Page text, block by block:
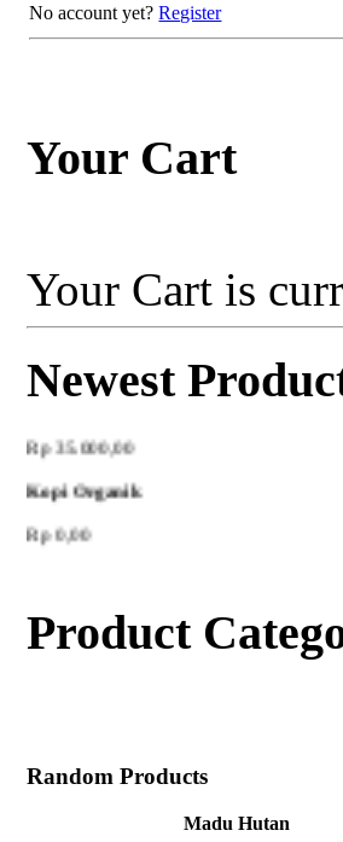
No account yet?Register
Your Cart
Your Cart is
Newest
Madu Hutan
Rp 35.000,00
Kopi Organik
Rp 0,00
Product
Random Products
Madu Hutan